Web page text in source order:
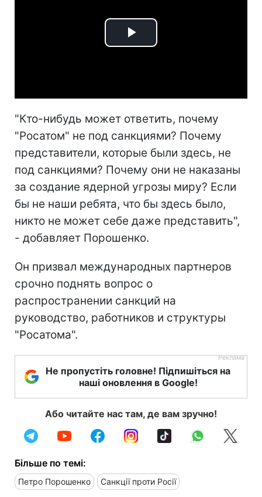
Play
"Кто-нибудь может ответить, почему
"Росатом" не под санкциями? Почему
представители, которые были здесь, не
под санкциями? Почему они не наказаны
за создание ядерной угрозы миру? Если
бы не наши ребята, что бы здесь было,
никто не может себе даже представить",
- добавляет Порошенко.
Он призвал международных партнеров
срочно поднять вопрос о
распространении санкций на
руководство, работников и структуры
"Росатома".
Не пропустіть головне! Підпишіться на
наші оновлення в Google!
Або читайте нас там, де вам зручно!
Більше по темі:
Петро Порошенко Санкції проти Росії